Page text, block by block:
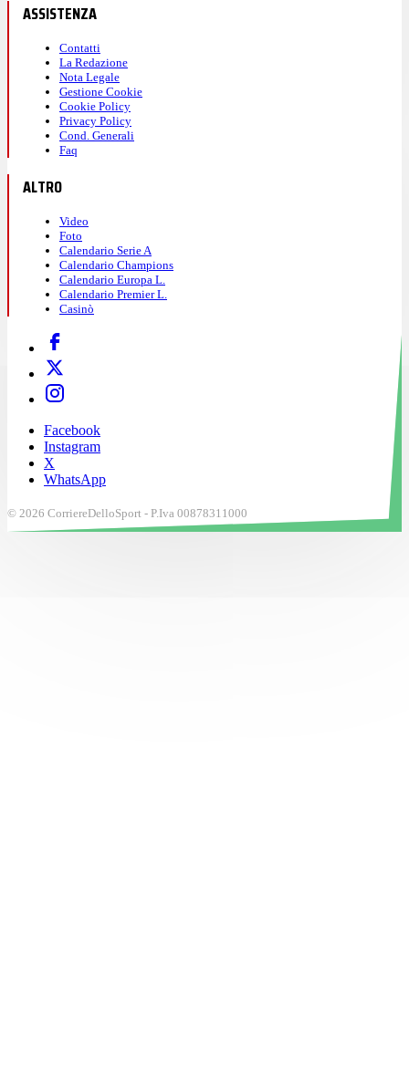
ASSISTENZA
Contatti
La Redazione
Nota Legale
Gestione Cookie
Cookie Policy
Privacy Policy
Cond. Generali
Faq
ALTRO
Video
Foto
Calendario Serie A
Calendario Champions
Calendario Europa L.
Calendario Premier L.
Casinò
Facebook
Instagram
X
WhatsApp
© 2026 CorriereDelloSport - P.Iva 00878311000